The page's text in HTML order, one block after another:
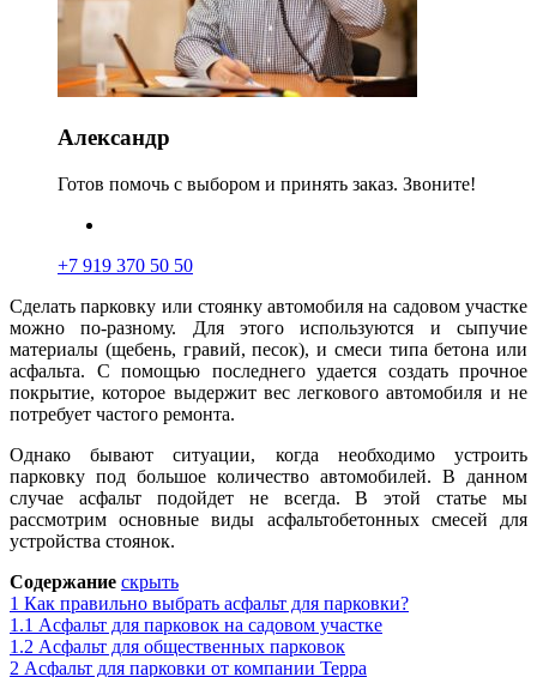
Александр
Готов помочь с выбором и принять заказ. Звоните!
+7 919 370 50 50
Сделать парковку или стоянку автомобиля на садовом участке
можно по-разному. Для этого используются и сыпучие
материалы (щебень, гравий, песок), и смеси типа бетона или
асфальта. С помощью последнего удается создать прочное
покрытие, которое выдержит вес легкового автомобиля и не
потребует частого ремонта.
Однако бывают ситуации, когда необходимо устроить
парковку под большое количество автомобилей. В данном
случае асфальт подойдет не всегда. В этой статье мы
рассмотрим основные виды асфальтобетонных смесей для
устройства стоянок.
Содержание скрыть
1 Как правильно выбрать асфальт для парковки?
1.1 Асфальт для парковок на садовом участке
1.2 Асфальт для общественных парковок
2 Асфальт для парковки от компании Терра